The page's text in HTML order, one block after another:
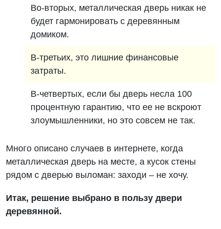
Во-вторых, металлическая дверь никак не
будет гармонировать с деревянным
домиком.
В-третьих, это лишние финансовые
затраты.
В-четвертых, если бы дверь несла 100
процентную гарантию, что ее не вскроют
злоумышленники, но это совсем не так.
Много описано случаев в интернете, когда
металлическая дверь на месте, а кусок стены
рядом с дверью выломан: заходи – не хочу.
Итак, решение выбрано в пользу двери
деревянной.